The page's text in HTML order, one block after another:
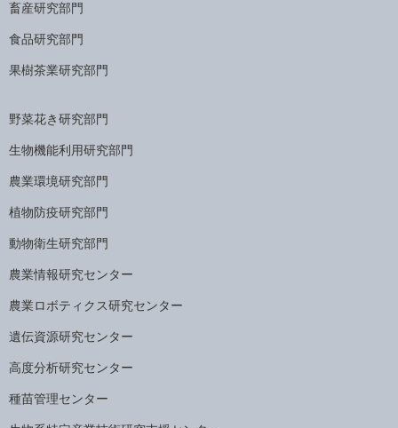
畜産研究部門
食品研究部門
果樹茶業研究部門
野菜花き研究部門
生物機能利用研究部門
農業環境研究部門
植物防疫研究部門
動物衛生研究部門
農業情報研究センター
農業ロボティクス研究センター
遺伝資源研究センター
高度分析研究センター
種苗管理センター